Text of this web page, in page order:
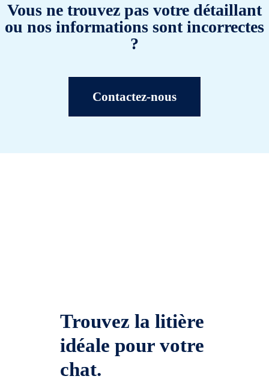
Vous ne trouvez pas votre détaillant
ou nos informations sont incorrectes
?
Contactez-nous
Trouvez la litière
idéale pour votre
chat.